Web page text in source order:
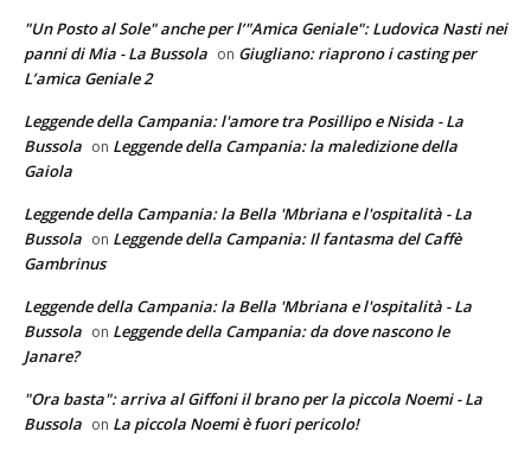
"Un Posto al Sole" anche per l’"Amica Geniale": Ludovica Nasti nei
panni di Mia - La Bussola on Giugliano: riaprono i casting per
L’amica Geniale 2
Leggende della Campania: l'amore tra Posillipo e Nisida - La
Bussola on Leggende della Campania: la maledizione della
Gaiola
Leggende della Campania: la Bella 'Mbriana e l'ospitalità - La
Bussola on Leggende della Campania: Il fantasma del Caffè
Gambrinus
Leggende della Campania: la Bella 'Mbriana e l'ospitalità - La
Bussola on Leggende della Campania: da dove nascono le
Janare?
"Ora basta": arriva al Giffoni il brano per la piccola Noemi - La
Bussola on La piccola Noemi è fuori pericolo!